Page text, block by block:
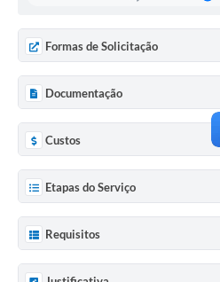
Formas de Solicitação
Documentação
Custos
Etapas do Serviço
Requisitos